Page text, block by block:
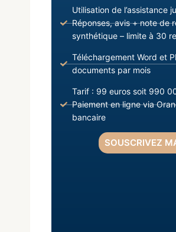
Utilisation de l’assistance
Réponses, avis + note de
synthétique – limite à 30
Téléchargement Word et
documents par mois
Tarif : 99 euros soit 990
Paiement en ligne via
bancaire
SOUSCRIVEZ